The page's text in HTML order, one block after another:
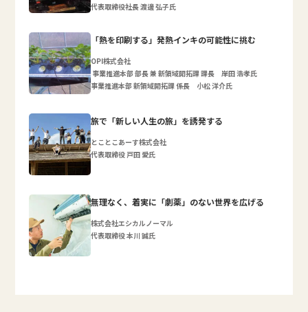
代表取締役社長 渡邊 弘子氏
「熱を印刷する」発熱インキの可能性に挑む
OPI株式会社
事業推進本部 部長 兼 新領域開拓課 課長 岸田 浩孝氏
事業推進本部 新領域開拓課 係長 小松 洋介氏
旅で「新しい人生の旅」を誘発する
とことこあーす株式会社
代表取締役 戸田 愛氏
無理なく、着実に「劇薬」のない世界を広げる
株式会社エシカルノーマル
代表取締役 本川 誠氏